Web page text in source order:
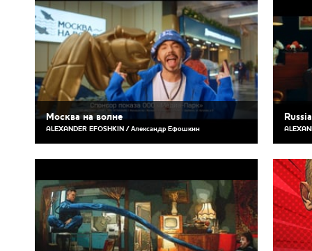
Москва на волне
ALEXANDER EFOSHKIN / Александр Ефошкин